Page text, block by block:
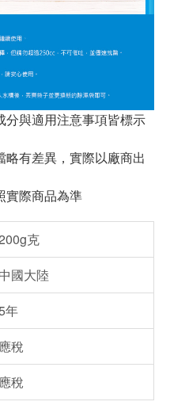
分與適用注意事項皆標示
有差異，實際以廠商出
實際商品為準
克
中國大陸
年
應稅
應稅